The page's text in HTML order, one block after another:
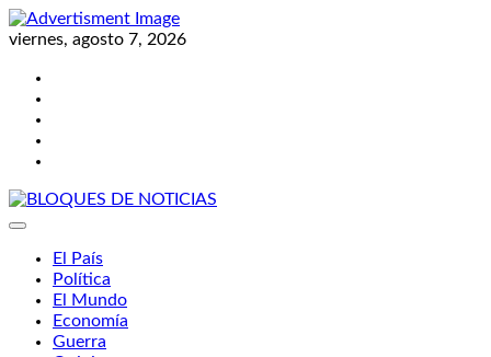
Skip
to
viernes, agosto 7, 2026
El País
Política
El Mundo
Economía
Guerra